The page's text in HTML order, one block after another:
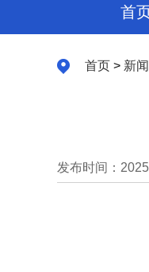
首
首页 > 新
发布时间：